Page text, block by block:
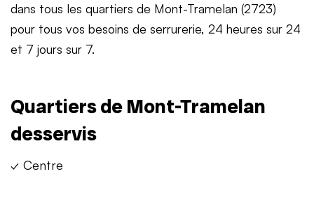
dans tous les quartiers de Mont-Tramelan (2723)
pour tous vos besoins de serrurerie, 24 heures sur 24
et 7 jours sur 7.
Quartiers de Mont-Tramelan
desservis
✓ Centre